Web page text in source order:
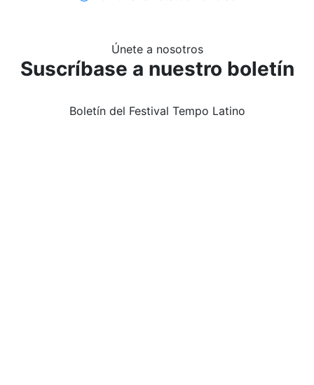
Únete a nosotros
Suscríbase a nuestro boletín
Boletín del Festival Tempo Latino